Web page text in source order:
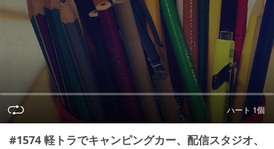
ハート 1個
#1574 軽トラでキャンピングカー、配信スタジオ、